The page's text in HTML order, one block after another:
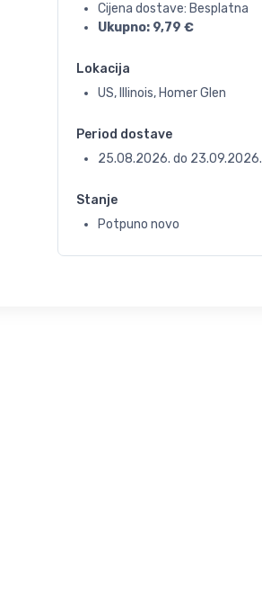
Cijena dostave: Besplatna
Ukupno: 9,79 €
Lokacija
US, Illinois, Homer Glen
Period dostave
25.08.2026. do 23.09.2026.
Stanje
Potpuno novo